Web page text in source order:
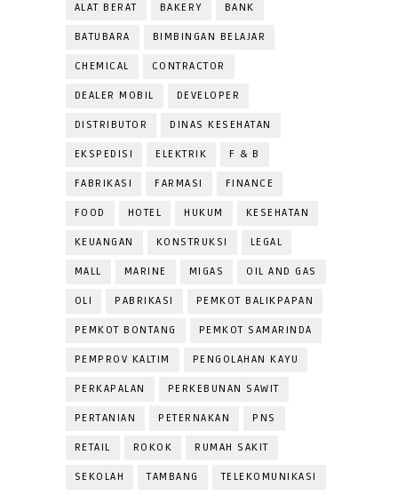
ALAT BERAT BAKERY BANK
BATUBARA BIMBINGAN BELAJAR
CHEMICAL CONTRACTOR
DEALER MOBIL DEVELOPER
DISTRIBUTOR DINAS KESEHATAN
EKSPEDISI ELEKTRIK F & B
FABRIKASI FARMASI FINANCE
FOOD HOTEL HUKUM KESEHATAN
KEUANGAN KONSTRUKSI LEGAL
MALL MARINE MIGAS OIL AND GAS
OLI PABRIKASI PEMKOT BALIKPAPAN
PEMKOT BONTANG PEMKOT SAMARINDA
PEMPROV KALTIM PENGOLAHAN KAYU
PERKAPALAN PERKEBUNAN SAWIT
PERTANIAN PETERNAKAN PNS
RETAIL ROKOK RUMAH SAKIT
SEKOLAH TAMBANG TELEKOMUNIKASI